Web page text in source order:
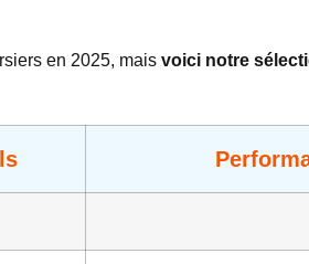
en 2025, mais voici notre